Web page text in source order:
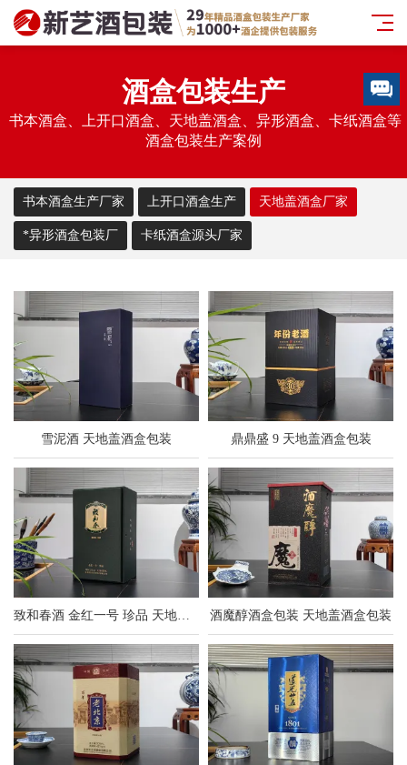
酒盒包装生产
书本酒盒、上开口酒盒、天地盖酒盒、异形酒盒、卡纸酒盒等
酒盒包装生产案例
书本酒盒生产厂家 上开口酒盒生产 天地盖酒盒厂家
*异形酒盒包装厂 卡纸酒盒源头厂家
雪泥酒 天地盖酒盒包装 鼎鼎盛 9 天地盖酒盒包装
酒魔醇酒盒包装 天地盖酒盒包装